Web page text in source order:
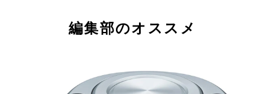
ＪＥＮＥＳＩＳ社はこれまでに世界的に大ヒット
ケトーク、タクシー専用のタブレット、そして大
編集部のオススメ